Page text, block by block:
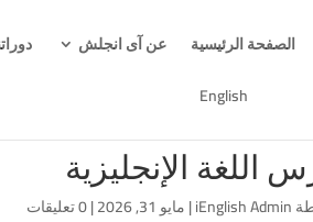
الصفحة الرئيسية عن آى انجلش
English
اللغة الإنجليزية
iEnglish Admin
|مايو 31, 2026 |0 تعليقات